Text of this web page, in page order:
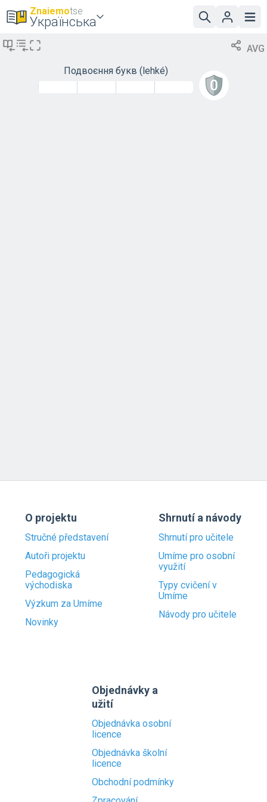
Znaiemotse
Українська
AVG
Подвоєння букв (lehké)
O projektu
Stručné představení
Autoři projektu
Pedagogická
východiska
Výzkum za Umíme
Novinky
Shrnutí a návody
Shrnutí pro učitele
Umíme pro osobní
využití
Typy cvičení v
Umíme
Návody pro učitele
Objednávky a
užití
Objednávka osobní
licence
Objednávka školní
licence
Obchodní podmínky